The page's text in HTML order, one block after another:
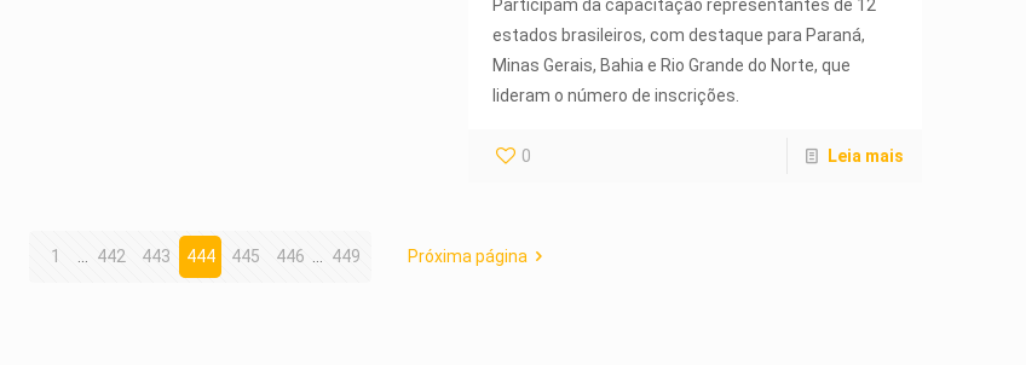
Participam da capacitação representantes de 12
estados brasileiros, com destaque para Paraná,
Minas Gerais, Bahia e Rio Grande do Norte, que
lideram o número de inscrições.
0 Leia mais
1 442 443 444 445 446 449 Próxima página